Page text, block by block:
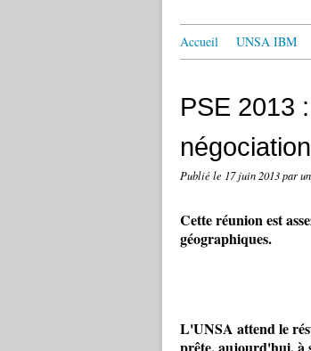
Accueil UNSA IBM
PSE 2013
Publié le 17 juin 2013par
Cette réunion est
géographiques.
L'UNSA attend le